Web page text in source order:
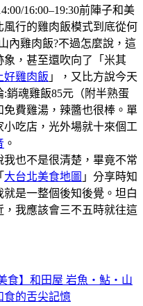
16:00–19:30前陣子和美
行的雞肉飯模式到底從何
內雞肉飯?不過怎麼說，這
，甚至還吹向了「米其
好雞肉飯 」，又比方說今天
銷魂雞飯85元（附半熟蛋
費雞湯，辣醬也很棒。單
吃店，光外場就十來個工
。
也不是很清楚，畢竟不常
大台北美食地圖 」分享時知
是一整個後知後覺。坦白
我應該會三不五時就往這
食】和田屋 岩魚・鮎・山
食的舌尖記憶